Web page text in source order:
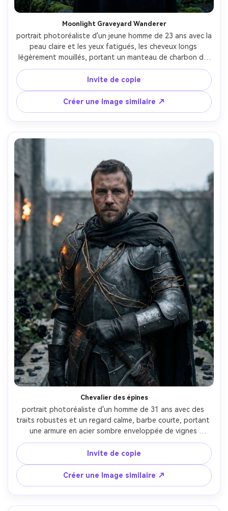
Moonlight Graveyard Wanderer
portrait photoréaliste d'un jeune homme de 23 ans avec la
peau claire et les yeux fatigués, les cheveux longs
légèrement mouillés, portant un manteau de charbon de
bois et un col en dentelle, marchant à travers un vieux
cimetière avec des pierres tordues et du lièvre rampant,
clair de lune froid avec brouillard subtil et lumière de jante
douce, Sony A7R V, 50mm f/1.4, angle franc à moitié du
corps, composition hors centre, humeur mélancolique et
calme de peur, texture de peau réaliste, ombres
naturelles, grain filmique, mise au point nette-AR 4:5
Invite de copie
Créer une Image similaire ↗
Chevalier des épines
portrait photoréaliste d'un homme de 31 ans avec des
traits robustes et un regard calme, barbe courte, portant
une armure en acier sombre enveloppée de vignes
épineuses et une cape déchirée, dans une cour de jardin
épineuse avec des roses noires et des pétales dispersés,
un ciel nuageux en forme de softbox plus un rebord subtil
à la lumière de la torche, Nikon D850, 85mm f/1.8, cadre
poitrine, posture forte, humeur de résolution sombre,
rayures métalliques réalistes, pores de la peau, contraste
cinématographique, ultra détaillé-AR 4:5
Invite de copie
Créer une Image similaire ↗